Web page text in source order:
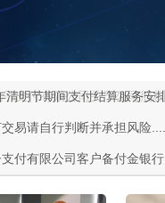
清明节期间支付结算服务安
子支付有限公司关于公司股
易请自行判断并承担风险
付有限公司客户备付金银